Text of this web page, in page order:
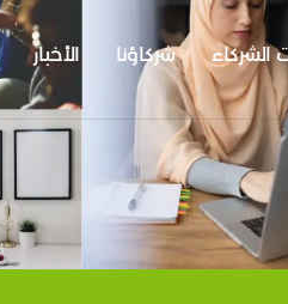
الشركاء شركاؤنا الأخبار